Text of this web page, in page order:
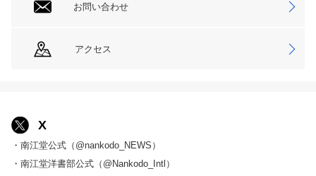
お問い合わせ
アクセス
X
・南江堂公式（@nankodo_NEWS）
・南江堂洋書部公式（@Nankodo_Intl）